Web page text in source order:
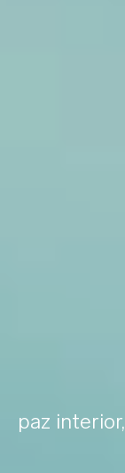
paz interior,